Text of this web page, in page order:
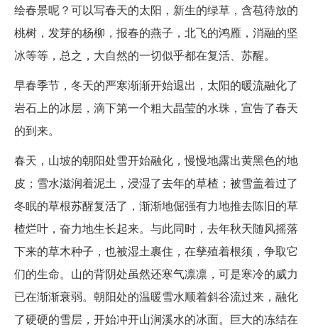
绘春景呢？可以写春天的太阳，新生的绿草，含苞待放的
桃树，发芽的杨柳，报春的燕子，北飞的鸿雁，消融的坚
冰等等，总之，大自然的一切似乎都在复活、苏醒。
早春季节，冬天的严寒渐渐开始退出，太阳的暖流融化了
岩石上的冰层，滴下第一个粗大晶莹的水珠，宣告了春天
的到来。
春天，山坡的朝阳处雪开始融化，慢慢地露出黄黑色的地
皮；雪水滋润着泥土，浸湿了去年的草楂；被雪盖着过了
冬眠的草根苏醒复活了，渐渐地倔强有力地推去陈旧的草
楂烂叶，奋力地生长起来。与此同时，去年秋天随风摇落
下来的草木种子，也被湿土裹住，在孳殖着根须，争取它
们的生命。山的背阴处虽然还寒气凛凛，可是寒冷的威力
已在渐渐衰弱。朝阳处的温暖雪水顺着斜谷流过来，融化
了硬硬的雪层，开始冲开山涧溪水的冰面。巨大的冻结在